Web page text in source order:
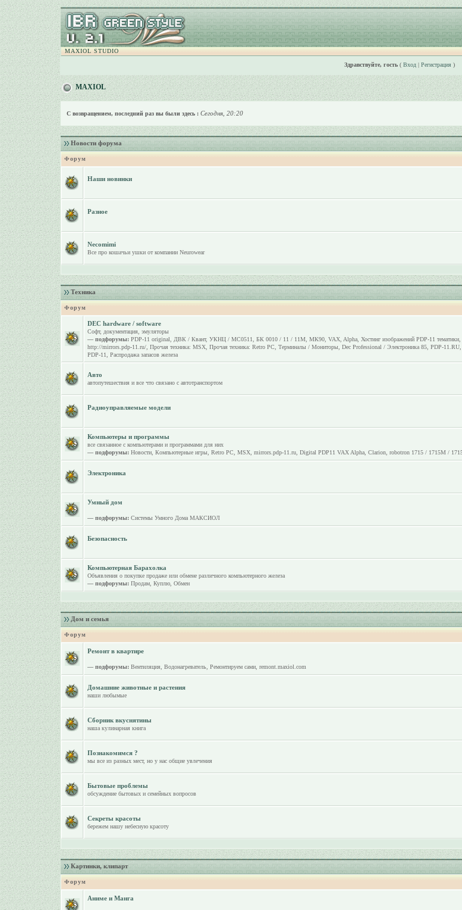
MAXIOL STUDIO
Здравствуйте, гость( Вход| Регистрация)
MAXIOL
С возвращением, последний раз вы были здесь : Сегодня, 20:20
Новости форума
Форум
Наши новинки
Разное
Necomimi
Все про кошачьи ушки от компании Neurowear
Техника
Форум
DEC hardware / software
Софт, документация, эмуляторы
— подфорумы: PDP-11 original ДВК / Квант, УКНЦ / МС0511 БК 0010 / 11 / 11M, МК90, VAX, Alpha, Хостинг изображений PDP-11 тематики,
http://mirrors.pdp-11.ru/, Прочая техника: MSX, Прочая техника: Retro PC Терминалы / Мониторы, Dec Professional / Электроника 85, PDP-11.RU,
PDP-11
Распродажа запасов железа
Авто
автопутешествия и все что связано с автотранспортом
Радиоуправляемые модели
Компьютеры и программы
все связанное с компьютерами и программами для них
— подфорумы: Новости, Компьютерные игры, Retro PC MSX, mirrors.pdp-11.ru, Digital PDP11 VAX Alpha, Clarion, robotron 1715 / 1715M /
Электроника
Умный дом
— подфорумы: Системы Умного Дома МАКСИОЛ
Безопасность
Компьютерная Барахолка
Объявления о покупке продаже или обмене различного компьютерного железа
— подфорумы: Продам, Куплю, Обмен
Дом и семья
Форум
Ремонт в квартире
— подфорумы: Вентиляция, Водонагреватель, Ремонтируем сами, remont.maxiol.com
Домашние животные и растения
наши любымые
Сборник вкуснятины
наша кулинарная книга
Познакомимся ?
мы все из разных мест, но у нас общие увлечения
Бытовые проблемы
обсуждение бытовых и семейных вопросов
Секреты красоты
бережем нашу небесную красоту
Картинки, клипарт
Форум
Аниме и Манга